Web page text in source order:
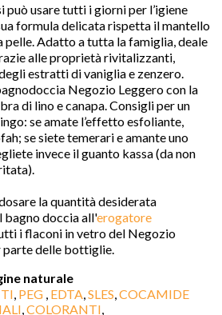
può usare tutti i giorni per l’igiene
formula delicata rispetta il mantello
Adatto a tutta la famiglia, deale
alle proprietà rivitalizzanti,
estratti di vaniglia e zenzero.
Negozio Leggero con la
di lino e canapa. Consigli per un
se amate l’effetto esfoliante,
se siete temerari e amante uno
invece il guanto kassa (da non
la quantità desiderata
doccia all'erogatore
i flaconi in vetro del Negozio
parte delle bottiglie.
naturale
PEG EDTA SLES COCAMIDE
COLORANTI